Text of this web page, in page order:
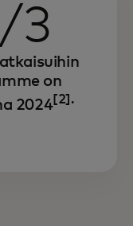
3
on
2024 [2].